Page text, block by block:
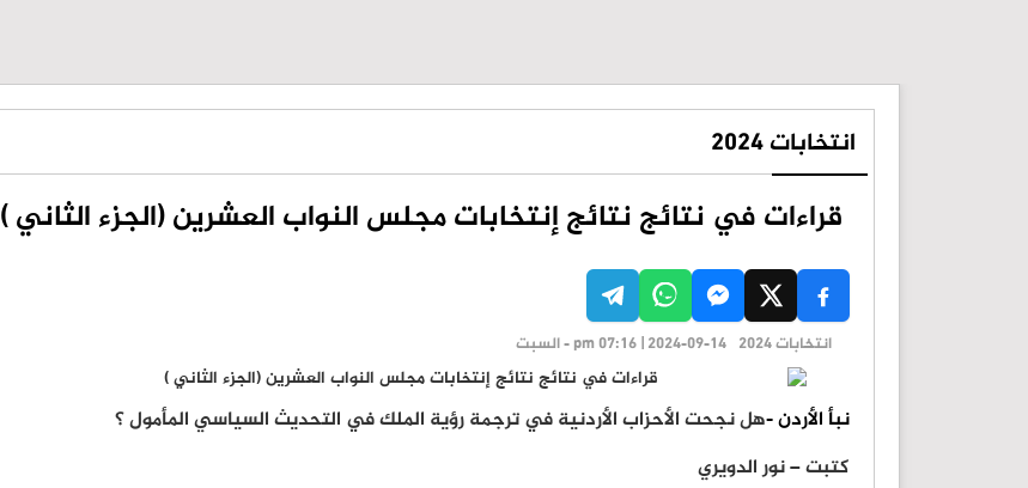
انتخابات 2024
قراءات في نتائج نتائج إنتخابات مجلس النواب العشرين (الجزء الثاني )
انتخابات 2024 pm 07:16 | 2024-09-14 - السبت
نبأ الأردن -هل نجحت الأحزاب الأردنية في ترجمة رؤية الملك في التحديث السياسي المأمول ؟
كتبت – نور الدويري